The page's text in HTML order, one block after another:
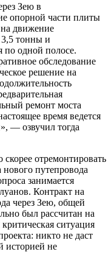
Зею в
опорной части плиты
на движение
3,5 тонны и
по одной полосе.
обследование
решение на
ремонт моста
время ведется
— озвучил тогда
отремонтировать
путепровода
занимается
Контракт на
через Зею, общей
был рассчитан на
ситуация
никто не даст
историей не